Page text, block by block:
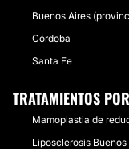
Buenos Aires
Córdoba
Santa Fe
TRATAMIENTOS
Mamoplastia de
Liposclerosis Buenos